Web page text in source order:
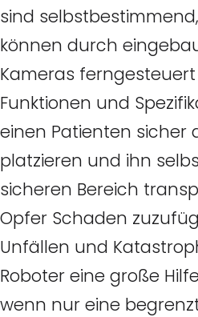
sind
können durch
Kameras
Funktionen und
einen Patienten sicher
platzieren und ihn
sicheren Bereich
Opfer Schaden
Unfällen und
Roboter eine große
wenn nur eine